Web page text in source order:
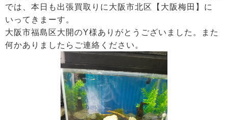
では、本日も出張買取りに大阪市北区【大阪梅田】に
いってきまーす。
大阪市福島区大開のY様ありがとうございました。また
何かありましたらご連絡ください。